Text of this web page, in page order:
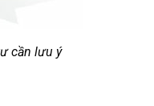
cần lưu ý